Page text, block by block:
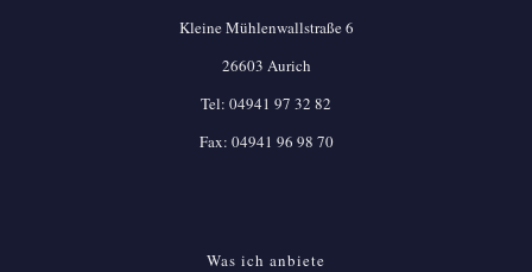
Kleine Mühlenwallstraße 6
26603 Aurich
Tel: 04941 97 32 82
Fax: 04941 96 98 70
Was ich anbiete